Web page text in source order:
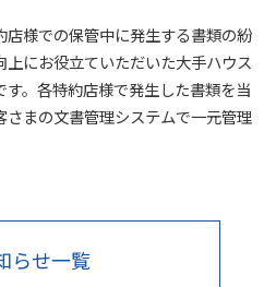
様での保管中に発生する書類の紛
にお役立ていただいた大手ハウス
。各特約店様で発生した書類を当
まの文書管理システムで一元管理
らせ一覧